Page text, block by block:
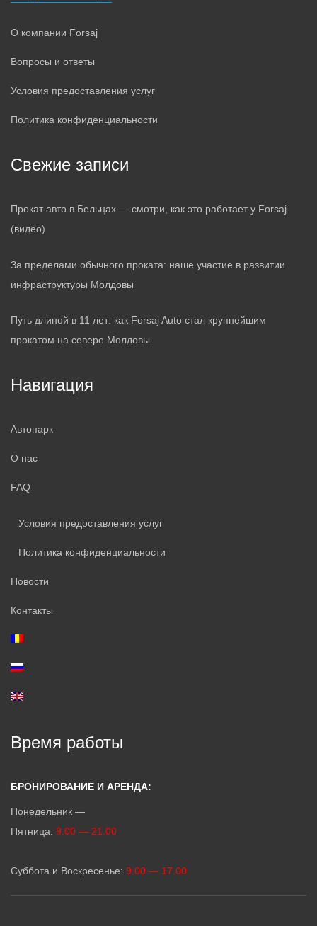
О компании Forsaj
Вопросы и ответы
Условия предоставления услуг
Политика конфиденциальности
Свежие записи
Прокат авто в Бельцах — смотри, как это работает у Forsaj
(видео)
За пределами обычного проката: наше участие в развитии
инфраструктуры Молдовы
Путь длиной в 11 лет: как Forsaj Auto стал крупнейшим
прокатом на севере Молдовы
Навигация
Автопарк
О нас
FAQ
Условия предоставления услуг
Политика конфиденциальности
Новости
Контакты
Время работы
БРОНИРОВАНИЕ И АРЕНДА:
Понедельник —
Пятница: 9.00 — 21.00
Суббота и Воскресенье: 9.00 — 17.00